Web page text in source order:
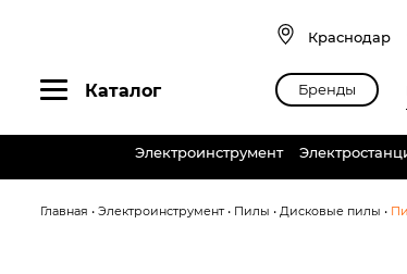
Краснодар
Каталог Бренды
Электроинструмент
Главная • Электроинструмент• Пилы • Дисковые пилы •